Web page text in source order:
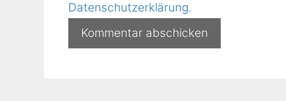
Datenschutzerklärung.